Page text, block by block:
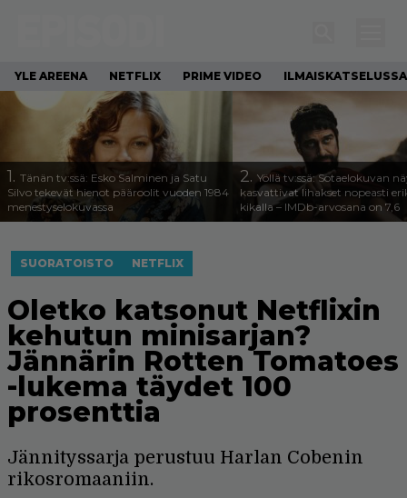
YLE AREENA NETFLIX PRIME VIDEO ILMAISKATSELUSSA
1. Tänän tv:ssä: Esko Salminen ja Satu
Silvo tekevät hienot pääroolit vuoden 1984
menestyselokuvassa
2. Yöllä tv:ssä: Sotaelokuvan
kasvattivat lihakset nopeasti
kikalla – IMDb-arvosana on 7,6
SUORATOISTO NETFLIX
Oletko katsonut Netflixin
kehutun minisarjan?
Jännärin Rotten Tomatoes
-lukema täydet 100
prosenttia
Jännityssarja perustuu Harlan Cobenin
rikosromaaniin.